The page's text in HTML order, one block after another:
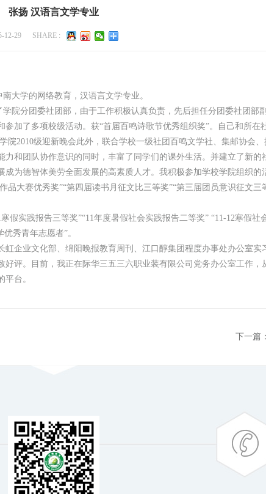
张扬 汉语言文学专业
12-29 SHARE :
大学的网络教育，汉语言文学专业。
分团委社团部，由于工作积极认真负责，先后担任分团委社团部
加了多项校级活动。获“首届百鸣诗歌节优秀组织奖”。自己和所在
院2010级迎新晚会此外，联合学校一级社团百鸣文学社、集邮协会
和团队协作意识的同时，丰富了同学们的课外生活。并建立了新
为德智体美劳全面发展的高素质人才。我积极参加学校学院组织的
大赛优秀奖”“第四届读书月征文比三等奖”“第三届团员意识征文三
实践报告三等奖”“11年度暑假社会实践报告二等奖” “11-12寒假社
秀青年志愿者”。
企业文化部、绵阳晚报教育周刊、江口醇集团程度办事处办公室实
评。目前，我正在际华三五三六职业装有限公司党务办公室工作，
台。
下一篇